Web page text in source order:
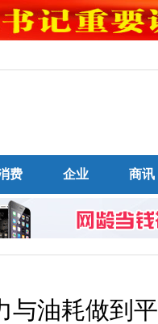
费 企业 商讯
与油耗做到平